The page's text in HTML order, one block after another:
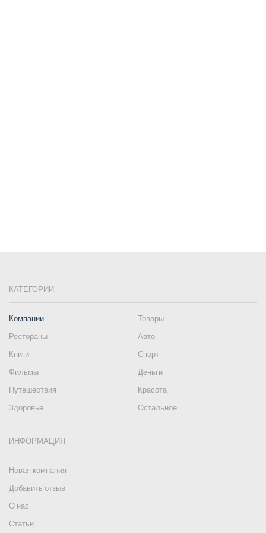
КАТЕГОРИИ
Компании
Товары
Рестораны
Авто
Книги
Спорт
Фильмы
Деньги
Путешествия
Красота
Здоровье
Остальное
ИНФОРМАЦИЯ
Новая компания
Добавить отзыв
О нас
Статьи